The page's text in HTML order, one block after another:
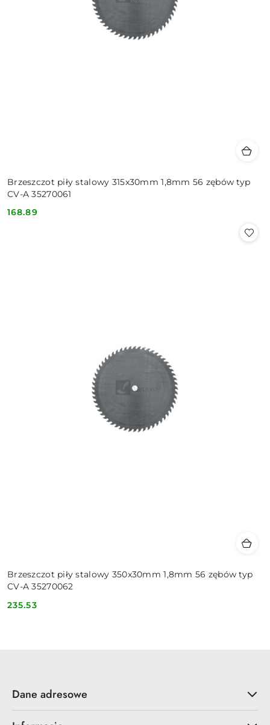
Brzeszczot piły stalowy 315x30mm 1,8mm 56 zębów typ
CV-A 35270061
Cena:
168.89
Brzeszczot piły stalowy 350x30mm 1,8mm 56 zębów typ
CV-A 35270062
Cena:
235.53
Dane adresowe